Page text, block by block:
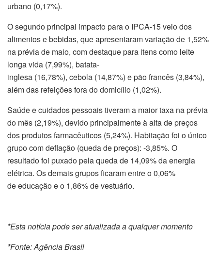
urbano (0,17%).
O segundo principal impacto para o IPCA-15 veio dos
alimentos e bebidas, que apresentaram variação de 1,52%
na prévia de maio, com destaque para itens como leite
longa vida (7,99%), batata-
inglesa (16,78%), cebola (14,87%) e pão francês (3,84%),
além das refeições fora do domicílio (1,02%).
Saúde e cuidados pessoais tiveram a maior taxa na prévia
do mês (2,19%), devido principalmente à alta de preços
dos produtos farmacêuticos (5,24%). Habitação foi o único
grupo com deflação (queda de preços): -3,85%. O
resultado foi puxado pela queda de 14,09% da energia
elétrica. Os demais grupos ficaram entre o 0,06%
de educação e o 1,86% de vestuário.
*Esta notícia pode ser atualizada a qualquer momento
*Fonte: Agência Brasil